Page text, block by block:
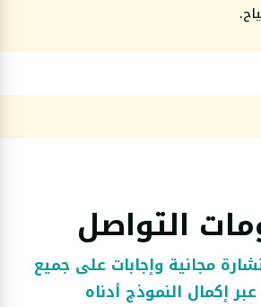
التواصل
مجانية وإجابات على جميع
إكمال النموذج أدناه